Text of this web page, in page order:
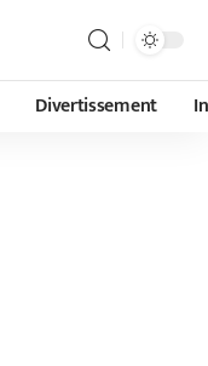
Divertissement